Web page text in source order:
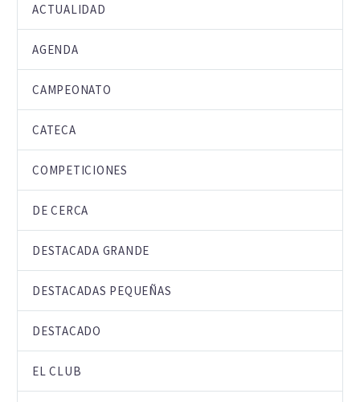
ACTUALIDAD
AGENDA
CAMPEONATO
CATECA
COMPETICIONES
DE CERCA
DESTACADA GRANDE
DESTACADAS PEQUEÑAS
DESTACADO
EL CLUB